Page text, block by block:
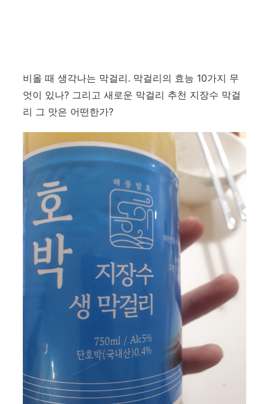
비올 때 생각나는 막걸리. 막걸리의 효능 10가지 무
엇이 있나? 그리고 새로운 막걸리 추천 지장수 막걸
리 그 맛은 어떤한가?